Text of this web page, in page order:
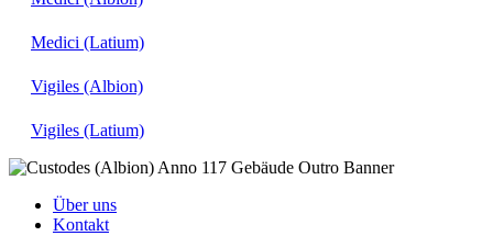
Medici (Latium)
Vigiles (Albion)
Vigiles (Latium)
Über uns
Kontakt